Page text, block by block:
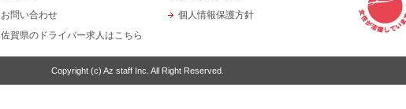
お問い合わせ
佐賀県のドライバー求人はこちら
個人情報保護方針
Copyright (c) Az staff Inc. All Right Reserved.